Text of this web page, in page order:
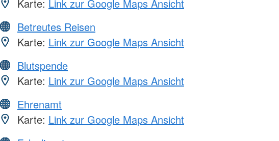
Karte: Link zur Google Maps Ansicht
Betreutes Reisen
Karte: Link zur Google Maps Ansicht
Blutspende
Karte: Link zur Google Maps Ansicht
Ehrenamt
Karte: Link zur Google Maps Ansicht